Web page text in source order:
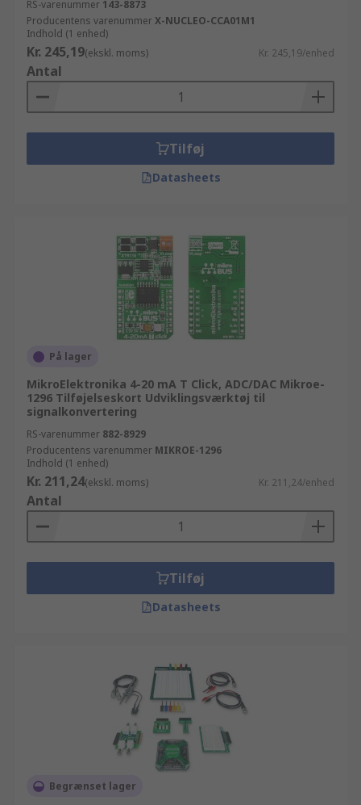
RS-varenummer 143-8873
Producentens varenummerX-NUCLEO-CCA01M1
Indhold (1 enhed)
Kr. 245,19(ekskl. moms) Kr. 245,19/enhed
Antal
Tilføj
Datasheets
På lager
MikroElektronika 4-20 mA T Click, ADC/DAC Mikroe-
1296 Tilføjelseskort Udviklingsværktøj til
signalkonvertering
RS-varenummer 882-8929
Producentens varenummer MIKROE-1296
Indhold (1 enhed)
Kr. 211,24(ekskl. moms) Kr. 211,24/enhed
Antal
Tilføj
Datasheets
Begrænset lager